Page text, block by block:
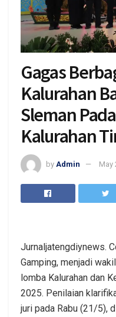
Gagas
Kalurahan
Sleman
Kalurahan
by Admin May
Jurnaljatengdiynews.
Gamping, menjadi
lomba Kalurahan dan
2025. Penilaian
juri pada Rabu (21/5),